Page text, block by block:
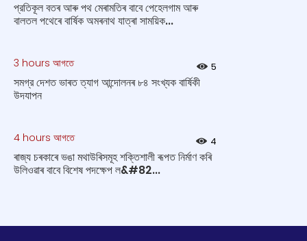
প্রতিকূল বতৰ আৰু পথ মেৰামতিৰ বাবে পেহেলগাম আৰু
বালতল পথেৰে বাৰ্ষিক অমৰনাথ যাত্ৰা সাময়িক...
3 hours আগতে 5
সমগ্র দেশত ভাৰত ত্যাগ আন্দোলনৰ ৮৪ সংখ্যক বার্ষিকী
উদযাপন
4 hours আগতে 4
ৰাজ্য চৰকাৰে ভঙা মথাউৰিসমূহ শক্তিশালী ৰূপত নিৰ্মাণ কৰি
উলিওৱাৰ বাবে বিশেষ পদক্ষেপ ল&#82...